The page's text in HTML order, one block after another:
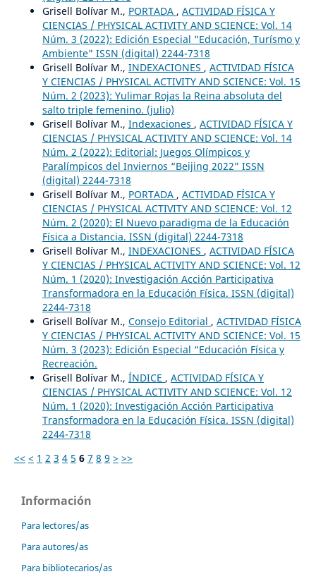
Grisell Bolívar M., PORTADA , ACTIVIDAD FÍSICA Y
CIENCIAS / PHYSICAL ACTIVITY AND SCIENCE: Vol. 14
Núm. 3 (2022): Edición Especial "Educación, Turísmo y
Ambiente" ISSN (digital) 2244-7318
Grisell Bolívar M., INDEXACIONES , ACTIVIDAD FÍSICA
Y CIENCIAS / PHYSICAL ACTIVITY AND SCIENCE: Vol. 15
Núm. 2 (2023): Yulimar Rojas la Reina absoluta del
salto triple femenino. (julio)
Grisell Bolívar M., Indexaciones , ACTIVIDAD FÍSICA Y
CIENCIAS / PHYSICAL ACTIVITY AND SCIENCE: Vol. 14
Núm. 2 (2022): Editorial: Juegos Olímpicos y
Paralímpicos del Inviernos “Beijing 2022” ISSN
(digital) 2244-7318
Grisell Bolívar M., PORTADA , ACTIVIDAD FÍSICA Y
CIENCIAS / PHYSICAL ACTIVITY AND SCIENCE: Vol. 12
Núm. 2 (2020): El Nuevo paradigma de la Educación
Física a Distancia. ISSN (digital) 2244-7318
Grisell Bolívar M., INDEXACIONES , ACTIVIDAD FÍSICA
Y CIENCIAS / PHYSICAL ACTIVITY AND SCIENCE: Vol. 12
Núm. 1 (2020): Investigación Acción Participativa
Transformadora en la Educación Física. ISSN (digital)
2244-7318
Grisell Bolívar M., Consejo Editorial , ACTIVIDAD FÍSICA
Y CIENCIAS / PHYSICAL ACTIVITY AND SCIENCE: Vol. 15
Núm. 3 (2023): Edición Especial “Educación Física y
Recreación.
Grisell Bolívar M., ÍNDICE , ACTIVIDAD FÍSICA Y
CIENCIAS / PHYSICAL ACTIVITY AND SCIENCE: Vol. 12
Núm. 1 (2020): Investigación Acción Participativa
Transformadora en la Educación Física. ISSN (digital)
2244-7318
<< < 1 2 3 4 5 6 7 8 9 > >>
Información
Para lectores/as
Para autores/as
Para bibliotecarios/as